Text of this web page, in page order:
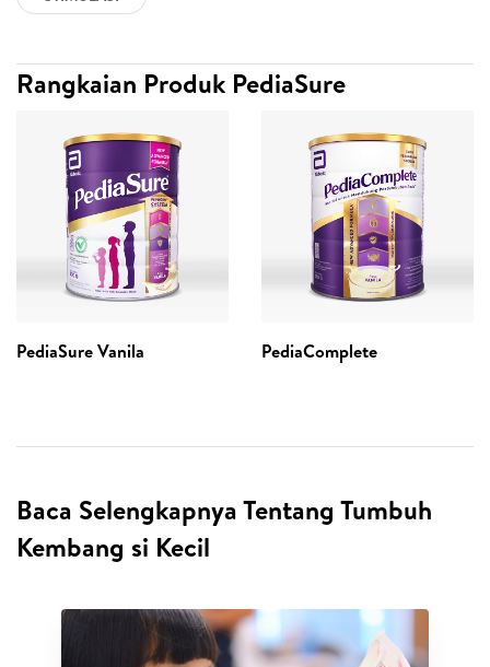
Rangkaian Produk PediaSure
PediaSure Vanila PediaComplete
Baca Selengkapnya Tentang Tumbuh
Kembang si Kecil